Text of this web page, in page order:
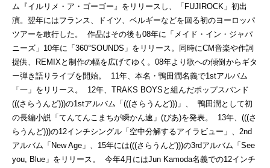
ム『イルリメ・ア・ゴーゴー』をリリースし、「FUJIROCK」初出
演。翌年にはフランス、ドイツ、ベルギーなどを回る初のヨーロッパ
ツアーを敢行した。 作品はその後も08年に「メイド・イン・ジャパ
ニーズ」10年に「360°SOUNDS」をリリース。同時にCM音楽や作詞
提供、REMIXと制作の幅を広げてゆく。08年より歌への傾倒からギタ
ー弾き語りライブを開始。 11年、本名・鴨田潤名義で1stアルバム
「一」をリリース。 12年、TRAKS BOYSと組んだポップスバンド
(((さらうんど)))の1stアルバム「(((さらうんど)))」、 鴨田潤として初
の長編小説「てんてんこまちが瞬かん速」(ぴあ)を発表。 13年、(((さ
らうんど)))の12インチシングル「空中分解するアイラビュー」、2nd
アルバム「New Age」、15年には(((さらうんど)))の3rdアルバム「See
you, Blue」をリリース。 今年4月にはJun Kamoda名義での12インチ